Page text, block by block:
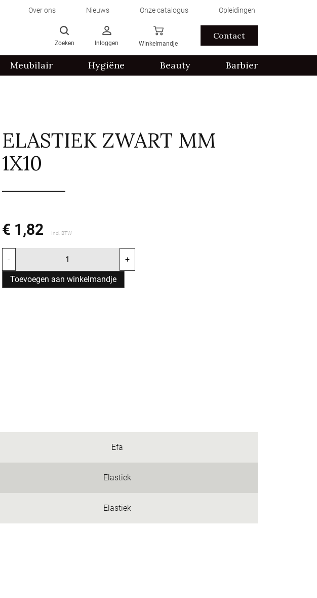
Over ons Nieuws Onze catalogus Opleidingen
Zoeken Inloggen Winkelmandje
Contact
Meubilair Hygiëne Beauty Barbier
ELASTIEK ZWART MM
1X10
€ 1,82 Incl. BTW
- +
Toevoegen aan winkelmandje
Efa
Elastiek
Elastiek